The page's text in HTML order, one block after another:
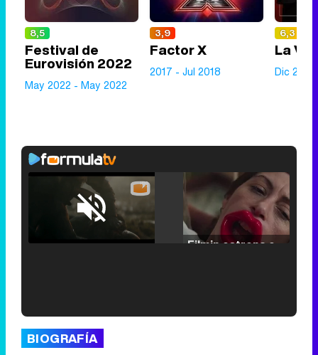
8,5
Festival de
Eurovisión 2022
May 2022 - May 2022
3,9
Factor X
2017 - Jul 2018
6,3
La Voz
Dic
Unmute /
Loaded
25.30%
BIOGRAFÍA